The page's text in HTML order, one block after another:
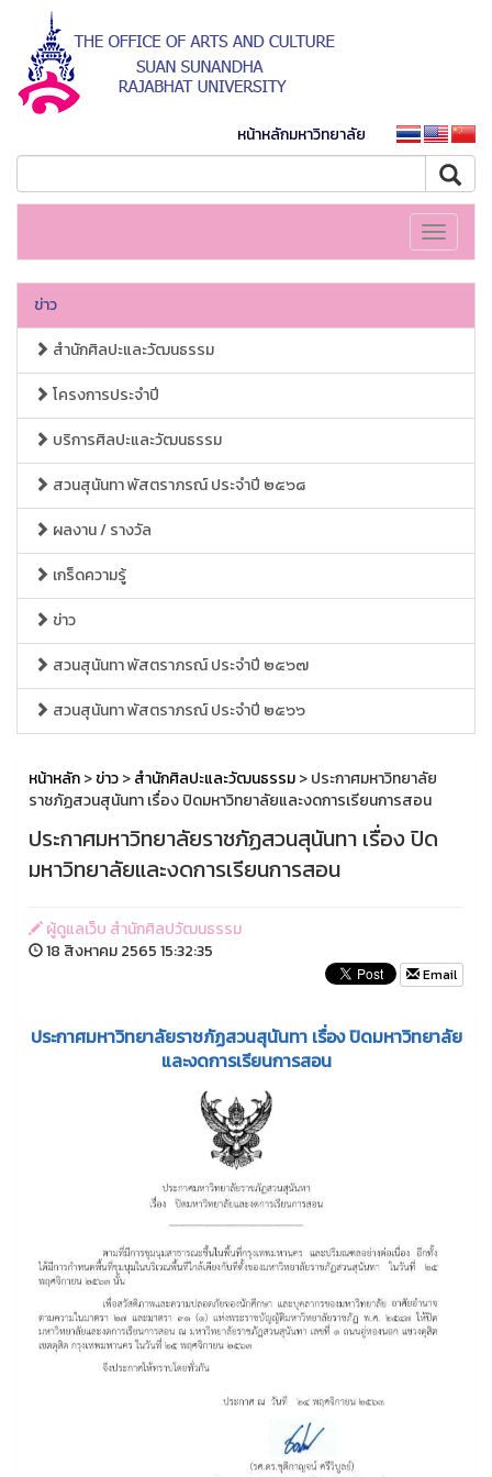
หน้าหลักมหาวิทยาลัย
Toggle
ข่าว
สำนักศิลปะและวัฒนธรรม
โครงการประจำปี
บริการศิลปะและวัฒนธรรม
สวนสุนันทา พัสตราภรณ์ ประจำปี ๒๕๖๘
ผลงาน / รางวัล
เกร็ดความรู้
ข่าว
สวนสุนันทา พัสตราภรณ์ ประจำปี ๒๕๖๗
สวนสุนันทา พัสตราภรณ์ ประจำปี ๒๕๖๖
หน้าหลัก>ข่าว>สำนักศิลปะและวัฒนธรรม> ประกาศมหาวิทยาลัย
ราชภัฏสวนสุนันทา เรื่อง ปิดมหาวิทยาลัยและงดการเรียนการสอน
ประกาศมหาวิทยาลัยราชภัฏสวนสุนันทา เรื่อง ปิด
มหาวิทยาลัยและงดการเรียนการสอน
ผู้ดูแลเว็บ สำนักศิลปวัฒนธรรม
18 สิงหาคม 2565 15:32:35
Email
ประกาศมหาวิทยาลัยราชภัฏสวนสุนันทา เรื่อง ปิดมหาวิทยาลัย
และงดการเรียนการสอน